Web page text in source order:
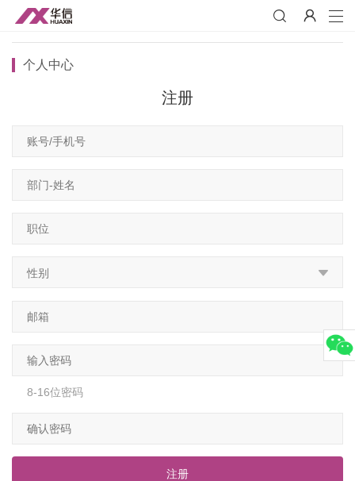
会员中心MEMBER CENTER
个人中心
注册
性别
8-16位密码
注册